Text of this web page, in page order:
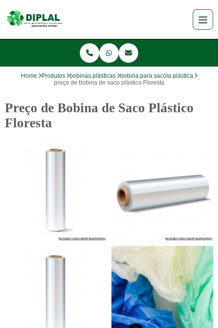
Home Produtos bobinas plásticas
bobina para sacola plástica
preço de bobina de saco plástico Floresta
Preço de Bobina de Saco Plástico
Floresta